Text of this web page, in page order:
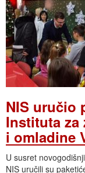
NIS uručio
Instituta za
i omladine
U susret
NIS uručili su